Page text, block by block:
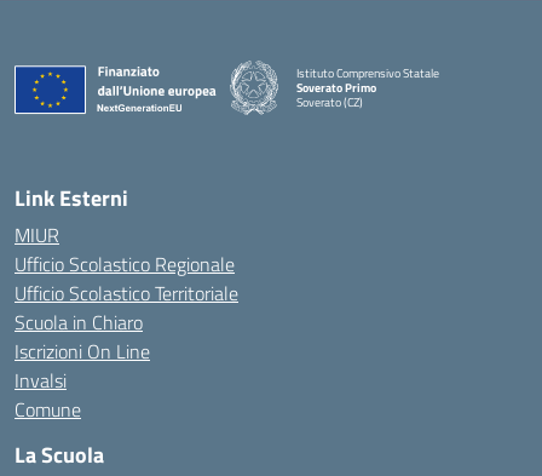
Istituto Comprensivo Statale
Soverato Primo
Soverato (CZ)
Link Esterni
MIUR
Ufficio Scolastico Regionale
Ufficio Scolastico Territoriale
Scuola in Chiaro
Iscrizioni On Line
Invalsi
Comune
La Scuola